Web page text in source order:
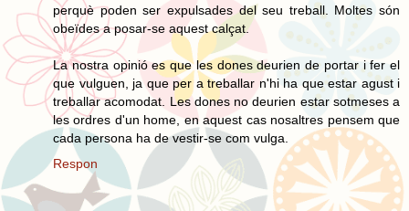
perquè poden ser expulsades del seu treball. Moltes són
obeïdes a posar-se aquest calçat.
La nostra opinió es que les dones deurien de portar i fer el
que vulguen, ja que per a treballar n'hi ha que estar agust i
treballar acomodat. Les dones no deurien estar sotmeses a
les ordres d'un home, en aquest cas nosaltres pensem que
cada persona ha de vestir-se com vulga.
Respon